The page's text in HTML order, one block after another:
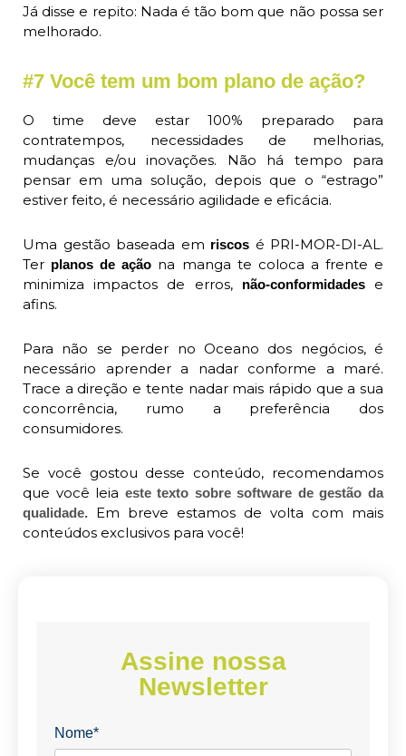
Já disse e repito: Nada é tão bom que não possa ser
melhorado.
#7 Você tem um bom plano de ação?
O time deve estar 100% preparado para
contratempos, necessidades de melhorias,
mudanças e/ou inovações. Não há tempo para
pensar em uma solução, depois que o “estrago”
estiver feito, é necessário agilidade e eficácia.
Uma gestão baseada em riscos é PRI-MOR-DI-AL.
Ter planos de ação na manga te coloca a frente e
minimiza impactos de erros,
não-conformidadese
afins.
Para não se perder no Oceano dos negócios, é
necessário aprender a nadar conforme a maré.
Trace a direção e tente nadar mais rápido que a sua
concorrência, rumo a preferência dos
consumidores.
Se você gostou desse conteúdo, recomendamos
que você leia este texto sobre software de gestão da
qualidade. Em breve estamos de volta com mais
conteúdos exclusivos para você!
Assine nossa
Newsletter
Nome*